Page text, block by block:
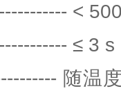
<
≤ 3 s
随温